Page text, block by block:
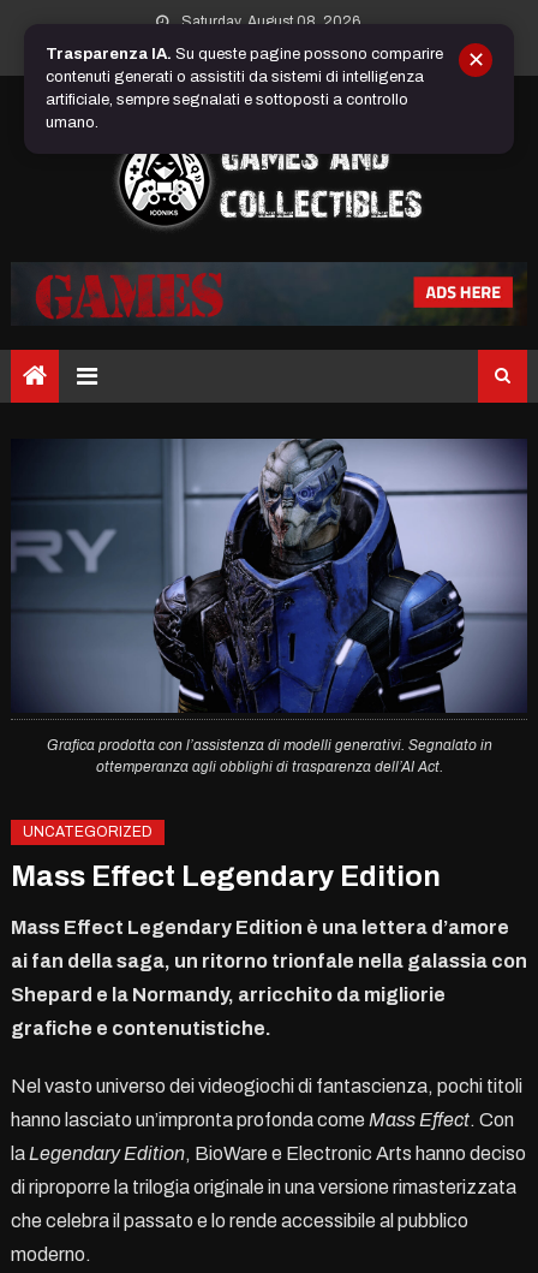
content
Saturday, August 08, 2026
Grafica prodotta con l’assistenza di modelli generativi. Segnalato in
ottemperanza agli obblighi di trasparenza dell’AI Act.
UNCATEGORIZED
Mass Effect Legendary Edition
Mass Effect Legendary Edition è una lettera d’amore
ai fan della saga, un ritorno trionfale nella galassia con
Shepard e la Normandy, arricchito da migliorie
grafiche e contenutistiche.
Nel vasto universo dei videogiochi di fantascienza, pochi titoli
hanno lasciato un’impronta profonda come Mass Effect. Con
la Legendary Edition, BioWare e Electronic Arts hanno deciso
di riproporre la trilogia originale in una versione rimasterizzata
che celebra il passato e lo rende accessibile al pubblico
moderno.
Trasparenza IA. Su queste pagine possono comparire
contenuti generati o assistiti da sistemi di intelligenza
artificiale, sempre segnalati e sottoposti a controllo
umano.
✕